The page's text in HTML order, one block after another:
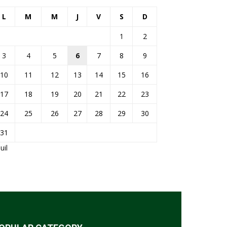
L M M J V S D
1
2
3
4 5 6 7 8
9
10
11 12 13 14 15
16
17
18 19 20 21 22
23
24
25 26 27 28 29
30
31